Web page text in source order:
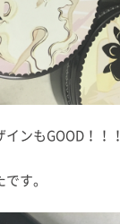
ンもGOOD！！！
す。